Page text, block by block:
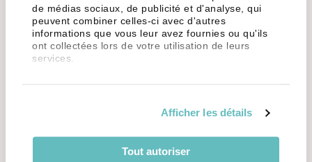
de médias sociaux, de publicité et d'analyse, qui
peuvent combiner celles-ci avec d'autres
informations que vous leur avez fournies ou qu'ils
ont collectées lors de votre utilisation de leurs
services.
Afficher les détails
Tout autoriser